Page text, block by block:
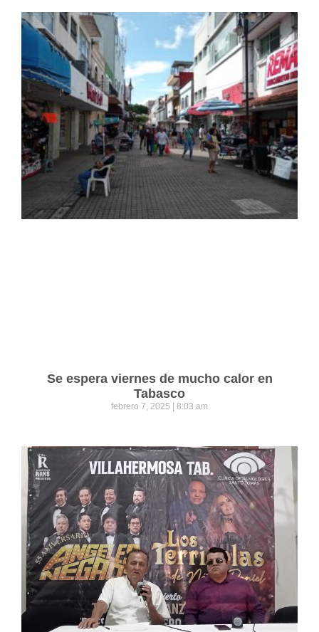
Se espera viernes de mucho calor en
Tabasco
febrero 7, 2025 8:03 am